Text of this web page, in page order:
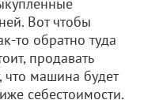
Вот чтобы
то обратно туда
продавать
что машина будет
себестоимости.